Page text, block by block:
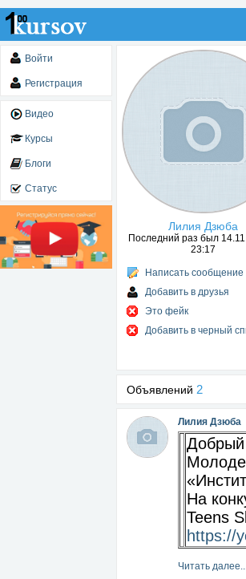
Войти
Регистрация
Видео
Курсы
Блоги
Статус
Лилия Дзюба
Последний раз был
23:17
Написать сообщение
Добавить в друзья
Это фейк
Добавить в черный
Объявлений 2
Лилия Дзюба
Добрый
На
Teens
https://
Читать